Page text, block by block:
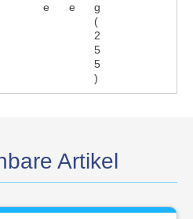
e
e
g
(
2
5
5
)
Artikel